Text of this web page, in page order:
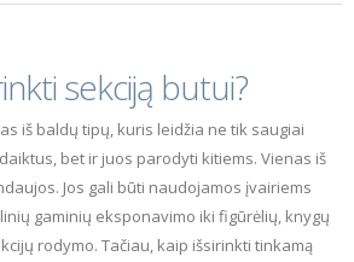
sekciją butui?
iš baldų tipų, kuris leidžia ne tik saugiai
bet ir juos parodyti kitiems. Vienas iš
Jos gali būti naudojamos įvairiems
gaminių eksponavimo iki figūrėlių, knygų
rodymo. Tačiau, kaip išsirinkti tinkamą